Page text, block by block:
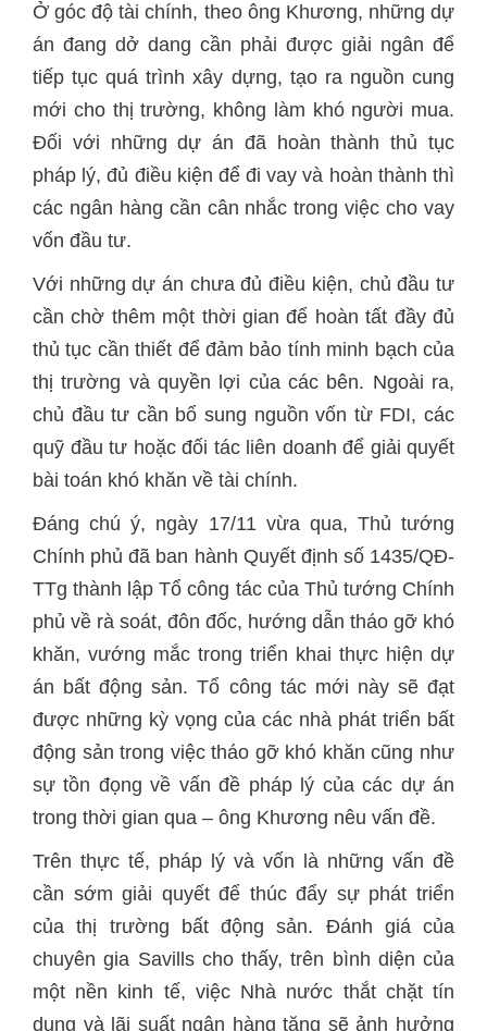
Ở góc độ tài chính, theo ông Khương, những dự
án đang dở dang cần phải được giải ngân để
tiếp tục quá trình xây dựng, tạo ra nguồn cung
mới cho thị trường, không làm khó người mua.
Đối với những dự án đã hoàn thành thủ tục
pháp lý, đủ điều kiện để đi vay và hoàn thành thì
các ngân hàng cần cân nhắc trong việc cho vay
vốn đầu tư.
Với những dự án chưa đủ điều kiện, chủ đầu tư
cần chờ thêm một thời gian để hoàn tất đầy đủ
thủ tục cần thiết để đảm bảo tính minh bạch của
thị trường và quyền lợi của các bên. Ngoài ra,
chủ đầu tư cần bổ sung nguồn vốn từ FDI, các
quỹ đầu tư hoặc đối tác liên doanh để giải quyết
bài toán khó khăn về tài chính.
Đáng chú ý, ngày 17/11 vừa qua, Thủ tướng
Chính phủ đã ban hành Quyết định số 1435/QĐ-
TTg thành lập Tổ công tác của Thủ tướng Chính
phủ về rà soát, đôn đốc, hướng dẫn tháo gỡ khó
khăn, vướng mắc trong triển khai thực hiện dự
án bất động sản. Tổ công tác mới này sẽ đạt
được những kỳ vọng của các nhà phát triển bất
động sản trong việc tháo gỡ khó khăn cũng như
sự tồn đọng về vấn đề pháp lý của các dự án
trong thời gian qua – ông Khương nêu vấn đề.
Trên thực tế, pháp lý và vốn là những vấn đề
cần sớm giải quyết để thúc đẩy sự phát triển
của thị trường bất động sản. Đánh giá của
chuyên gia Savills cho thấy, trên bình diện của
một nền kinh tế, việc Nhà nước thắt chặt tín
dụng và lãi suất ngân hàng tăng sẽ ảnh hưởng